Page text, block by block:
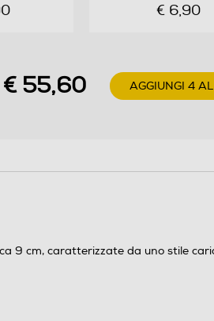
€ 6,90
€ 55,60 AGGIUNGI 4
9 cm, caratterizzate da uno stile